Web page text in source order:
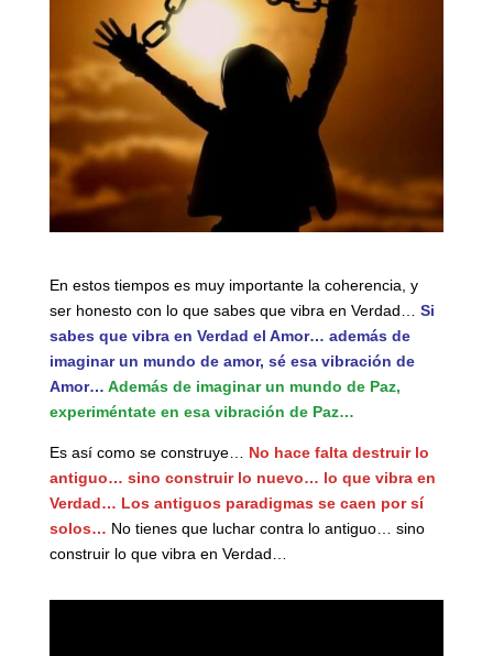
En estos tiempos es muy importante la coherencia, y
ser honesto con lo que sabes que vibra en Verdad… Si
sabes que vibra en Verdad el Amor… además de
imaginar un mundo de amor, sé esa vibración de
Amor… Además de imaginar un mundo de Paz,
experiméntate en esa vibración de Paz…
Es así como se construye… No hace falta destruir lo
antiguo… sino construir lo nuevo… lo que vibra en
Verdad… Los antiguos paradigmas se caen por sí
solos… No tienes que luchar contra lo antiguo… sino
construir lo que vibra en Verdad…